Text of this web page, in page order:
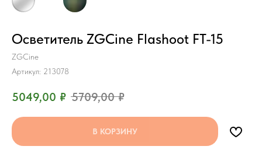
Осветитель ZGCine Flashoot FT-15
ZGCine
Артикул: 213078
5049,00 ₽ 5709,00 ₽
В КОРЗИНУ